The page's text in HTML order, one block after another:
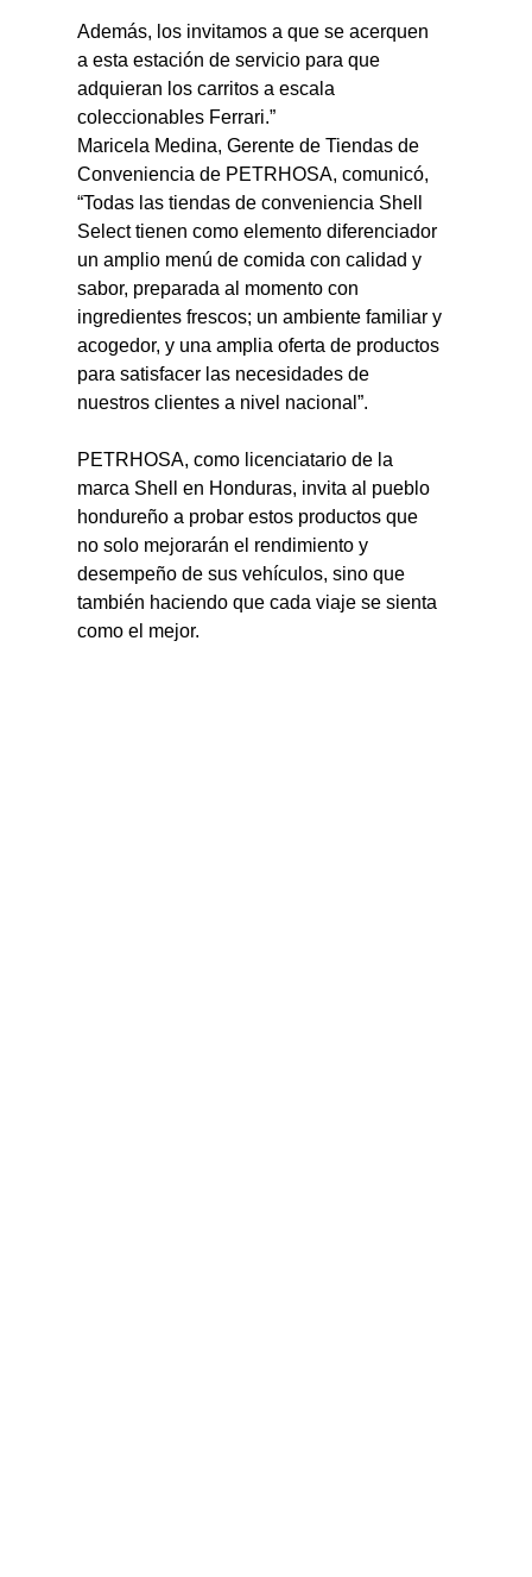
Además, los invitamos a que se acerquen
a esta estación de servicio para que
adquieran los carritos a escala
coleccionables Ferrari.”
Maricela Medina, Gerente de Tiendas de
Conveniencia de PETRHOSA, comunicó,
“Todas las tiendas de conveniencia Shell
Select tienen como elemento diferenciador
un amplio menú de comida con calidad y
sabor, preparada al momento con
ingredientes frescos; un ambiente familiar y
acogedor, y una amplia oferta de productos
para satisfacer las necesidades de
nuestros clientes a nivel nacional”.
PETRHOSA, como licenciatario de la
marca Shell en Honduras, invita al pueblo
hondureño a probar estos productos que
no solo mejorarán el rendimiento y
desempeño de sus vehículos, sino que
también haciendo que cada viaje se sienta
como el mejor.